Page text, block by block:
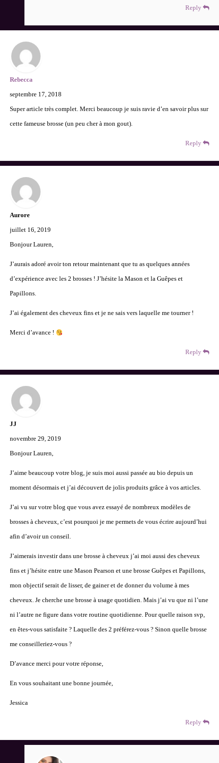
Reply
Rebecca
septembre 17, 2018
Super article très complet. Merci beaucoup je suis ravie d’en savoir plus sur
cette fameuse brosse (un peu cher à mon gout).
Reply
Aurore
juillet 16, 2019
Bonjour Lauren,
J’aurais adoré avoir ton retour maintenant que tu as quelques années
d’expérience avec les 2 brosses ! J’hésite la Mason et la Guêpes et
Papillons.
J’ai également des cheveux fins et je ne sais vers laquelle me tourner !
Merci d’avance !
Reply
JJ
novembre 29, 2019
Bonjour Lauren,
J’aime beaucoup votre blog, je suis moi aussi passée au bio depuis un
moment désormais et j’ai découvert de jolis produits grâce à vos articles.
J’ai vu sur votre blog que vous avez essayé de nombreux modèles de
brosses à cheveux, c’est pourquoi je me permets de vous écrire aujourd’hui
afin d’avoir un conseil.
J’aimerais investir dans une brosse à cheveux j’ai moi aussi des cheveux
fins et j’hésite entre une Mason Pearson et une brosse Guêpes et Papillons,
mon objectif serait de lisser, de gainer et de donner du volume à mes
cheveux. Je cherche une brosse à usage quotidien. Mais j’ai vu que ni l’une
ni l’autre ne figure dans votre routine quotidienne. Pour quelle raison svp,
en êtes-vous satisfaite ? Laquelle des 2 préférez-vous ? Sinon quelle brosse
me conseilleriez-vous ?
D’avance merci pour votre réponse,
En vous souhaitant une bonne journée,
Jessica
Reply